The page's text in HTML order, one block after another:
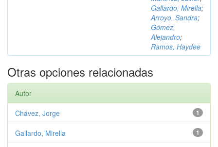
Gallardo, Mirella;
Arroyo, Sandra;
Gómez,
Alejandro;
Ramos, Haydee
Otras opciones relacionadas
Autor
1
Chávez, Jorge
1
Gallardo, Mirella